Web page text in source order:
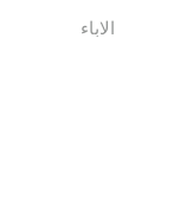
الاباء